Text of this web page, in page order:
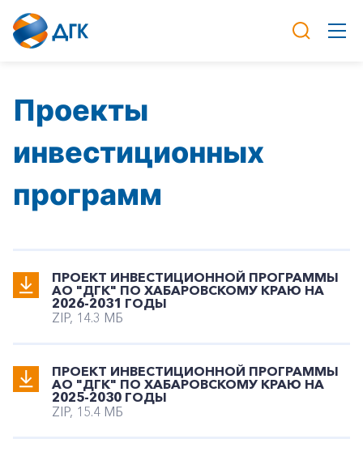
Проекты
инвестиционных
программ
ПРОЕКТ ИНВЕСТИЦИОННОЙ ПРОГРАММЫ
АО "ДГК" ПО ХАБАРОВСКОМУ КРАЮ НА
2026-2031 ГОДЫ
ZIP, 14.3 МБ
ПРОЕКТ ИНВЕСТИЦИОННОЙ ПРОГРАММЫ
АО "ДГК" ПО ХАБАРОВСКОМУ КРАЮ НА
2025-2030 ГОДЫ
ZIP, 15.4 МБ